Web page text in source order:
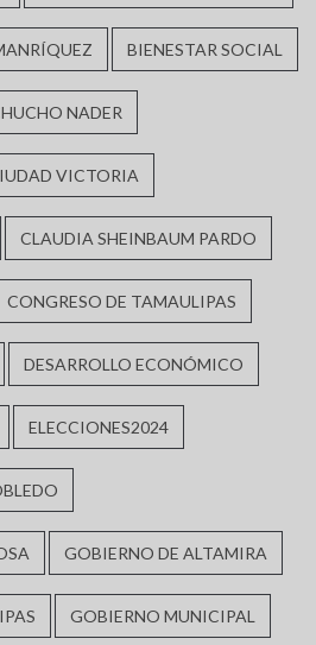
BIENESTAR SOCIAL
NADER
VICTORIA
CLAUDIA SHEINBAUM PARDO
CONGRESO DE TAMAULIPAS
DESARROLLO ECONÓMICO
ELECCIONES2024
GOBIERNO DE ALTAMIRA
GOBIERNO MUNICIPAL